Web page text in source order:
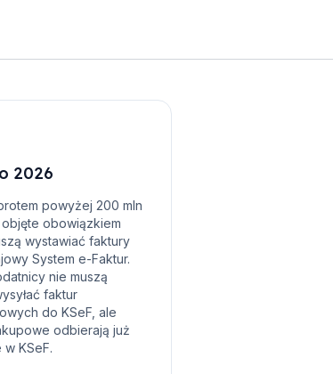
2026
powyżej 200 mln
objęte obowiązkiem
wystawiać faktury
System e-Faktur.
nie muszą
faktur
do KSeF, ale
odbierają już
w KSeF.